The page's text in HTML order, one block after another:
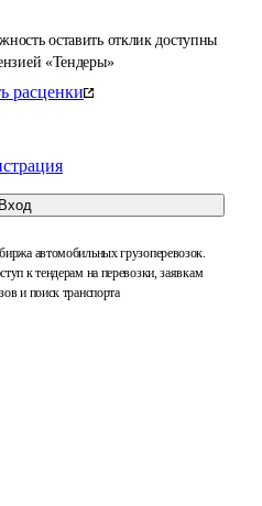
оставить отклик доступны
«Тендеры»
расценки
Вход
автомобильных грузоперевозок.
к тендерам на перевозки, заявкам
и поиск транспорта